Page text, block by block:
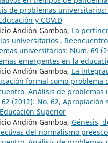
de problemas universitarios:
y COVID
Andión Gamboa, La
universitarios ,
universitarios: Núm. 69
emergentes en la
Andión Gamboa, La
formal como problema
Análisis de problemas
(2012): No. 62, Apropiación
Superior
Andión Gamboa, Génesis,
del normalismo